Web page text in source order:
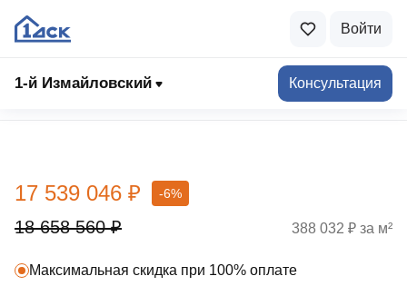
Войти
1-й Измайловский Консультация
Выбрать квартиру
18 658 560 ₽
17 539 046 ₽ -6%
Максимальная скидка при 100% оплате
388 032 ₽ за м²